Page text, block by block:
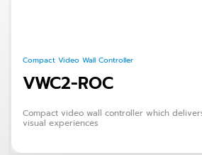
Compact Video Wall Controller
VWC2-ROC
Compact video wall controller which
visual experiences